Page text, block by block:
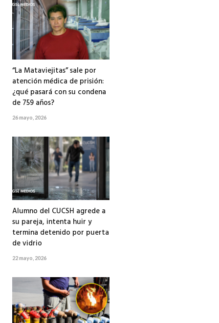
“La Mataviejitas” sale por
atención médica de prisión:
¿qué pasará con su condena
de 759 años?
26 mayo, 2026
Alumno del CUCSH agrede a
su pareja, intenta huir y
termina detenido por puerta
de vidrio
22 mayo, 2026